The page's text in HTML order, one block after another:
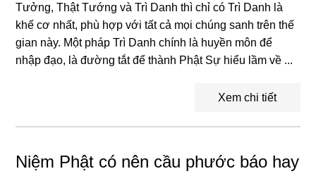
Tưởng, Thật Tướng và Trì Danh thì chỉ có Trì Danh là
khế cơ nhất, phù hợp với tất cả mọi chúng sanh trên thế
gian này. Một pháp Trì Danh chính là huyền môn để
nhập đạo, là đường tắt để thành Phật Sự hiểu lầm về ...
Xem chi tiết
Niệm Phật có nên cầu phước báo hay